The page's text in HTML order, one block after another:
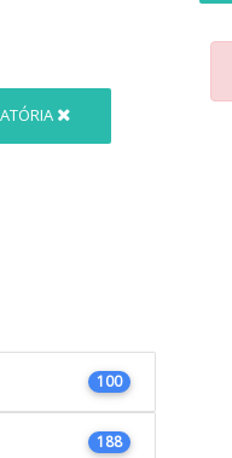
100
188